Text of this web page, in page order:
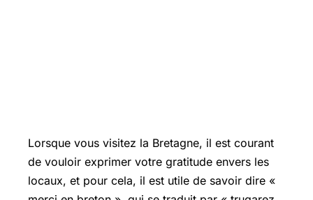
Lorsque vous visitez la Bretagne, il est courant
de vouloir exprimer votre gratitude envers les
locaux, et pour cela, il est utile de savoir dire «